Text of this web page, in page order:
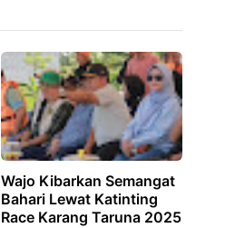
Wajo Kibarkan Semangat
Bahari Lewat Katinting
Race Karang Taruna 2025